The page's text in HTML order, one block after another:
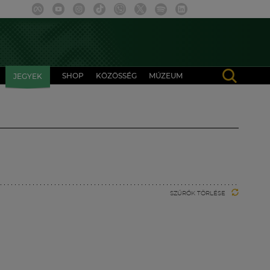
JEGYEK SHOP KÖZÖSSÉG MÚZEUM
SZŰRŐK TÖRLÉSE